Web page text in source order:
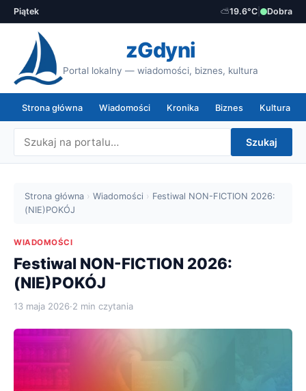
Piątek ⛅19.6°C Dobra
zGdyni
Portal lokalny — wiadomości, biznes, kultura
Strona główna Wiadomości Kronika Biznes Kultura
Szukaj
Strona główna › Wiadomości › Festiwal NON-FICTION 2026:
(NIE)POKÓJ
WIADOMOŚCI
Festiwal NON-FICTION 2026:
(NIE)POKÓJ
13 maja 2026·2 min czytania